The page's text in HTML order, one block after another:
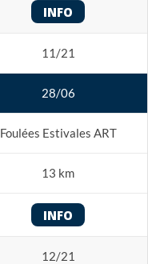
INFO
11/21
28/06
Foulées Estivales ART
13 km
INFO
12/21